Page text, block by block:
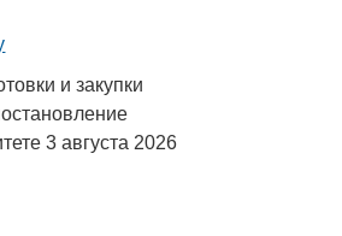
и закупки
3 августа 2026